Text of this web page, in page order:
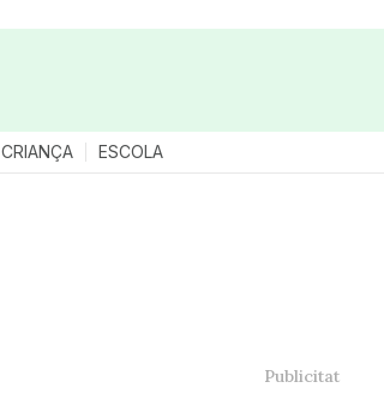
CRIANÇA ESCOLA